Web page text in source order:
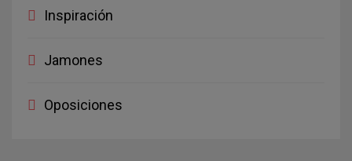
Inspiración
Jamones
Oposiciones